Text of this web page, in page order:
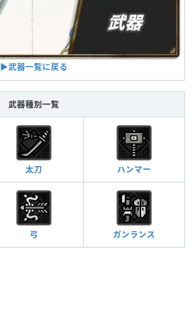
▶︎武器一覧に戻る
武器種別一覧
太刀 ハンマー
弓 ガンランス